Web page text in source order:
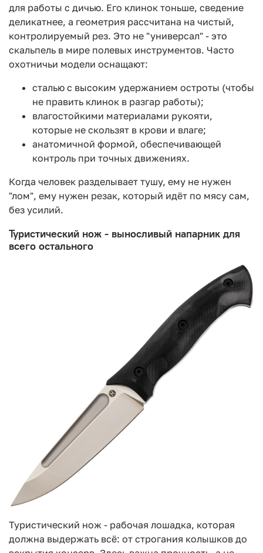
для работы с дичью. Его клинок тоньше, сведение
деликатнее, а геометрия рассчитана на чистый,
контролируемый рез. Это не "универсал" - это
скальпель в мире полевых инструментов. Часто
охотничьи модели оснащают:
сталью с высоким удержанием остроты (чтобы
не править клинок в разгар работы);
влагостойкими материалами рукояти,
которые не скользят в крови и влаге;
анатомичной формой, обеспечивающей
контроль при точных движениях.
Когда человек разделывает тушу, ему не нужен
"лом", ему нужен резак, который идёт по мясу сам,
без усилий.
Туристический нож - выносливый напарник для
всего остального
Туристический нож - рабочая лошадка, которая
должна выдержать всё: от строгания колышков до